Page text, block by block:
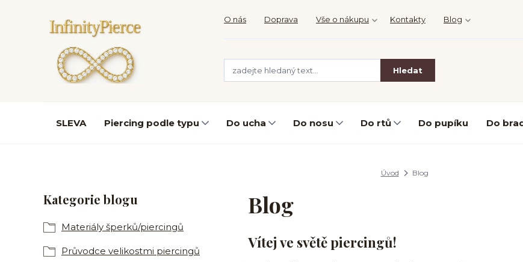
O nás Doprava Vše o nákupu Kontakty Blog
Hledat
SLEVA Piercing podle typu Do ucha Do nosu Do rtů Do pupíku Do
Úvod Blog
Kategorie blogu
Materiály šperků/piercingů
Průvodce velikostmi piercingů
Blog
Vítej ve světě piercingů!